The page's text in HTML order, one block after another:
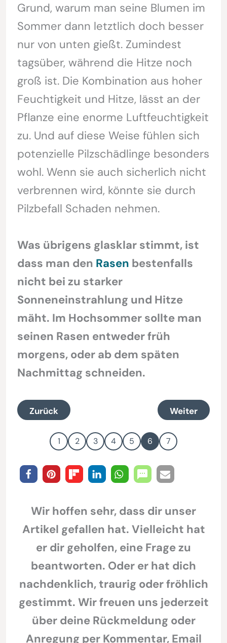
Grund, warum man seine Blumen im
Sommer dann letztlich doch besser
nur von unten gießt. Zumindest
tagsüber, während die Hitze noch
groß ist. Die Kombination aus hoher
Feuchtigkeit und Hitze, lässt an der
Pflanze eine enorme Luftfeuchtigkeit
zu. Und auf diese Weise fühlen sich
potenzielle Pilzschädlinge besonders
wohl. Wenn sie auch sicherlich nicht
verbrennen wird, könnte sie durch
Pilzbefall Schaden nehmen.
Was übrigens glasklar stimmt, ist
dass man den Rasen bestenfalls
nicht bei zu starker
Sonneneinstrahlung und Hitze
mäht. Im Hochsommer sollte man
seinen Rasen entweder früh
morgens, oder ab dem späten
Nachmittag schneiden.
Zurück Weiter
1 2 3 4 5 6 7
Wir hoffen sehr, dass dir unser
Artikel gefallen hat. Vielleicht hat
er dir geholfen, eine Frage zu
beantworten. Oder er hat dich
nachdenklich, traurig oder fröhlich
gestimmt. Wir freuen uns jederzeit
über deine Rückmeldung oder
Anregung per Kommentar, Email